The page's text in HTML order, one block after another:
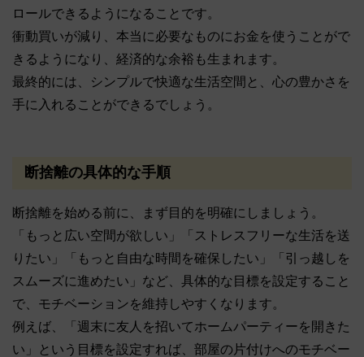
ロールできるようになることです。
衝動買いが減り、本当に必要なものにお金を使うことがで
きるようになり、経済的な余裕も生まれます。
最終的には、シンプルで快適な生活空間と、心の豊かさを
手に入れることができるでしょう。
断捨離の具体的な手順
断捨離を始める前に、まず目的を明確にしましょう。
「もっと広い空間が欲しい」「ストレスフリーな生活を送
りたい」「もっと自由な時間を確保したい」「引っ越しを
スムーズに進めたい」など、具体的な目標を設定すること
で、モチベーションを維持しやすくなります。
例えば、「週末に友人を招いてホームパーティーを開きた
い」という目標を設定すれば、部屋の片付けへのモチベー